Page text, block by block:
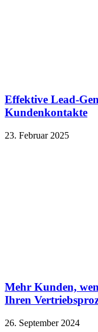
Effektive Lead-
Kundenkontakte
23. Februar 2025
Mehr Kunden,
Ihren
26. September 2024